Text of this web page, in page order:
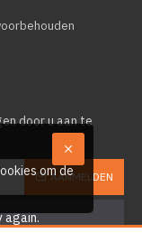
door u aan te
AANMELDEN
again.
om de